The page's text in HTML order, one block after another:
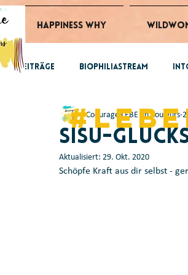
Happiness Why
Alle Beiträge BiophiliaStream
GlücksImpulse tomorrow @work
Sisu-
Coeurage LEBE en Couleurs
Aktualisiert: 29. Okt. 2020
Schöpfe Kraft aus dir selbst -